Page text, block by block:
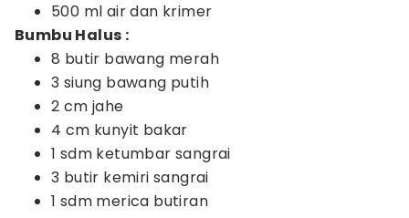
500 ml air dan krimer
Bumbu Halus :
8 butir bawang merah
3 siung bawang putih
2 cm jahe
4 cm kunyit bakar
1 sdm ketumbar sangrai
3 butir kemiri sangrai
1 sdm merica butiran